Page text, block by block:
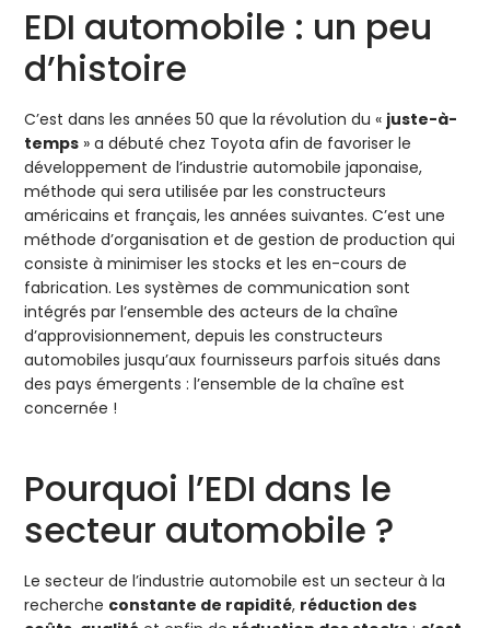
EDI automobile : un peu
d’histoire
C’est dans les années 50 que la révolution du « juste-à-
temps » a débuté chez Toyota afin de favoriser le
développement de l’industrie automobile japonaise,
méthode qui sera utilisée par les constructeurs
américains et français, les années suivantes. C’est une
méthode d’organisation et de gestion de production qui
consiste à minimiser les stocks et les en-cours de
fabrication. Les systèmes de communication sont
intégrés par l’ensemble des acteurs de la chaîne
d’approvisionnement, depuis les constructeurs
automobiles jusqu’aux fournisseurs parfois situés dans
des pays émergents : l’ensemble de la chaîne est
concernée !
Pourquoi l’EDI dans le
secteur automobile ?
Le secteur de l’industrie automobile est un secteur à la
recherche constante de rapidité, réduction des